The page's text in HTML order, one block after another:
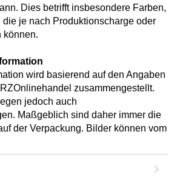
Dies betrifft insbesondere Farben,
die je nach Produktionscharge oder
können.
wird basierend auf den Angaben
zusammengestellt.
jedoch auch
Maßgeblich sind daher immer die
der Verpackung. Bilder können vom